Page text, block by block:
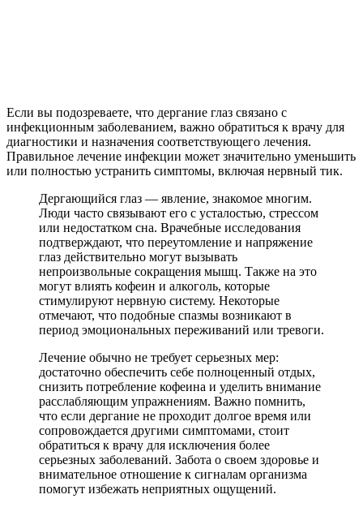
Если вы подозреваете, что дергание глаз связано с
инфекционным заболеванием, важно обратиться к врачу для
диагностики и назначения соответствующего лечения.
Правильное лечение инфекции может значительно уменьшить
или полностью устранить симптомы, включая нервный тик.
Дергающийся глаз — явление, знакомое многим.
Люди часто связывают его с усталостью, стрессом
или недостатком сна. Врачебные исследования
подтверждают, что переутомление и напряжение
глаз действительно могут вызывать
непроизвольные сокращения мышц. Также на это
могут влиять кофеин и алкоголь, которые
стимулируют нервную систему. Некоторые
отмечают, что подобные спазмы возникают в
период эмоциональных переживаний или тревоги.
Лечение обычно не требует серьезных мер:
достаточно обеспечить себе полноценный отдых,
снизить потребление кофеина и уделить внимание
расслабляющим упражнениям. Важно помнить,
что если дергание не проходит долгое время или
сопровождается другими симптомами, стоит
обратиться к врачу для исключения более
серьезных заболеваний. Забота о своем здоровье и
внимательное отношение к сигналам организма
помогут избежать неприятных ощущений.